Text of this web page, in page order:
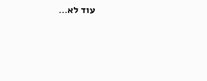
עוד לא...